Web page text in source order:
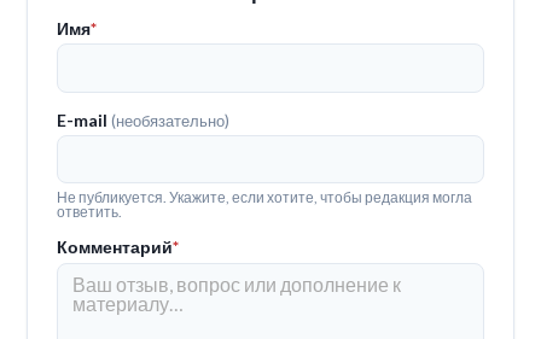
Имя*
E-mail(необязательно)
Не публикуется. Укажите, если хотите, чтобы редакция могла
ответить.
Комментарий*